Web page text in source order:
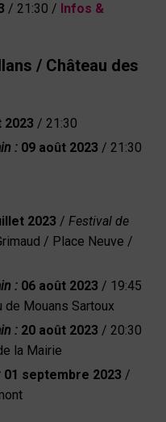
/ 21:30 / Infos &
/ Château des
2023 / 21:30
: 09 août 2023 / 21:30
2023 / Festival de
/ Place Neuve /
: 06 août 2023 / 19:45
de Mouans Sartoux
: 20 août 2023 / 20:30
la Mairie
01 septembre 2023 /